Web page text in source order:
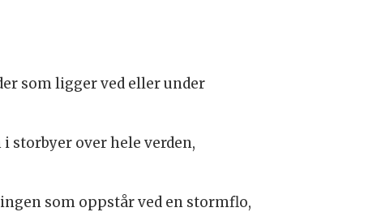
som ligger ved eller under
storbyer over hele verden,
som oppstår ved en stormflo,